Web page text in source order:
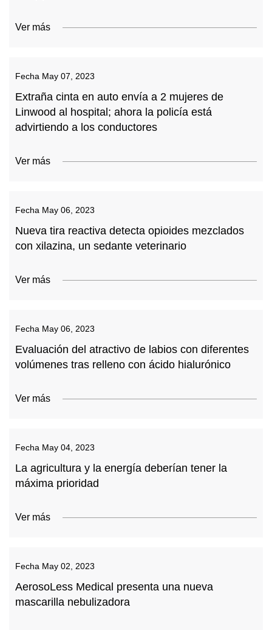
Ver más
Fecha May 07, 2023
Extraña cinta en auto envía a 2 mujeres de
Linwood al hospital; ahora la policía está
advirtiendo a los conductores
Ver más
Fecha May 06, 2023
Nueva tira reactiva detecta opioides mezclados
con xilazina, un sedante veterinario
Ver más
Fecha May 06, 2023
Evaluación del atractivo de labios con diferentes
volúmenes tras relleno con ácido hialurónico
Ver más
Fecha May 04, 2023
La agricultura y la energía deberían tener la
máxima prioridad
Ver más
Fecha May 02, 2023
AerosoLess Medical presenta una nueva
mascarilla nebulizadora